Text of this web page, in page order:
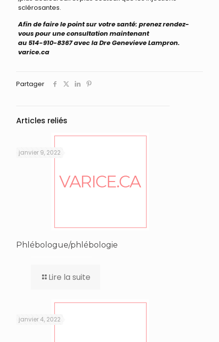
sclérosantes.
Afin de faire le point sur votre santé: prenez rendez-
vous pour une consultation maintenant
au 514-910-8367 avec la Dre Genevieve Lampron.
varice.ca
Partager
Articles reliés
janvier 9, 2022
Phlébologue/phlébologie
Lire la suite
janvier 4, 2022